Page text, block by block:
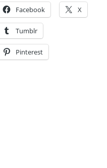
Facebook X
Tumblr
Pinterest